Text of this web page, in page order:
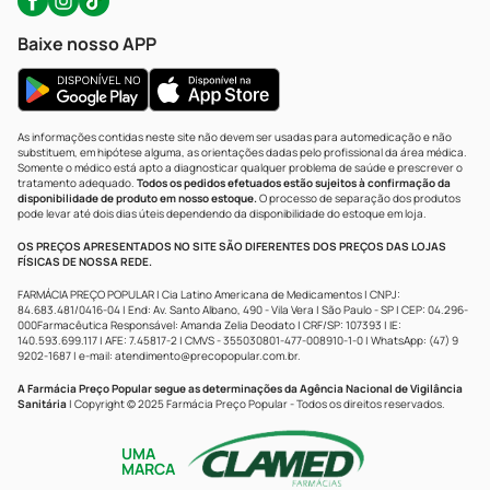
Baixe nosso APP
As informações contidas neste site não devem ser usadas para automedicação e não
substituem, em hipótese alguma, as orientações dadas pelo profissional da área médica.
Somente o médico está apto a diagnosticar qualquer problema de saúde e prescrever o
tratamento adequado. Todos os pedidos efetuados estão sujeitos à confirmação da
disponibilidade de produto em nosso estoque.O processo de separação dos produtos
pode levar até dois dias úteis dependendo da disponibilidade do estoque em loja.
OS PREÇOS APRESENTADOS NO SITE SÃO DIFERENTES DOS PREÇOS DAS LOJAS
FÍSICAS DE NOSSA REDE.
FARMÁCIA PREÇO POPULAR | Cia Latino Americana de Medicamentos | CNPJ:
84.683.481/0416-04 | End: Av. Santo Albano, 490 - Vila Vera | São Paulo - SP | CEP: 04.296-
000Farmacêutica Responsável: Amanda Zelia Deodato | CRF/SP: 107393 | IE:
140.593.699.117 | AFE: 7.45817-2 | CMVS - 355030801-477-008910-1-0 | WhatsApp: (47) 9
9202-1687 | e-mail: atendimento@precopopular.com.br.
A Farmácia Preço Popular segue as determinações da Agência Nacional de Vigilância
Sanitária | Copyright © 2025 Farmácia Preço Popular - Todos os direitos reservados.
UMA
MARCA